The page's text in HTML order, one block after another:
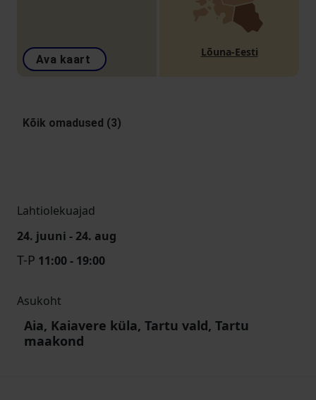
Ava kaart
Lõuna-Eesti
Kõik omadused (3)
Lahtiolekuajad
24. juuni - 24. aug
T-P 11:00 - 19:00
Asukoht
Aia, Kaiavere küla, Tartu vald, Tartu
maakond